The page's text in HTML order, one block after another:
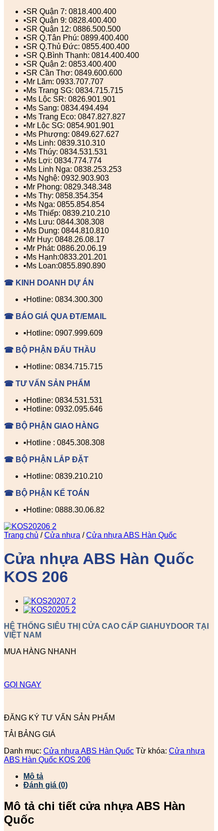
▪️SR Quận 7: 0818.400.400
▪️SR Quận 9: 0828.400.400
▪️SR Quận 12: 0886.500.500
▪️SR Q.Tân Phú: 0899.400.400
▪️SR Q.Thủ Đức: 0855.400.400
▪️SR Q.Bình Thạnh: 0814.400.400
▪️SR Quận 2: 0853.400.400
▪️SR Cần Thơ: 0849.600.600
▪️Mr Lãm: 0933.707.707
▪️Ms Trang SG: 0834.715.715
▪️Ms Lộc SR: 0826.901.901
▪️Ms Sang: 0834.494.494
▪️Ms Trang Eco: 0847.827.827
▪️Mr Lộc SG: 0854.901.901
▪️Ms Phượng: 0849.627.627
▪️Ms Linh: 0839.310.310
▪️Ms Thúy: 0834.531.531
▪️Ms Lợi: 0834.774.774
▪️Ms Linh Nga: 0838.253.253
▪️Ms Nghệ: 0932.903.903
▪️Mr Phong: 0829.348.348
▪️Ms Thy: 0858.354.354
▪️Ms Nga: 0855.854.854
▪️Ms Thiếp: 0839.210.210
▪️Ms Lưu: 0844.308.308
▪️Ms Dung: 0844.810.810
▪️Mr Huy: 0848.26.08.17
▪️Mr Phát: 0886.20.06.19
▪️Ms Hạnh:0833.201.201
▪️Ms Loan:0855.890.890
☎ KINH DOANH DỰ ÁN
▪️Hotline: 0834.300.300
☎ BÁO GIÁ QUA ĐT/EMAIL
▪️Hotline: 0907.999.609
☎ BỘ PHẬN ĐẤU THẦU
▪️Hotline: 0834.715.715
☎ TƯ VẤN SẢN PHẨM
▪️Hotline: 0834.531.531
▪️Hotline: 0932.095.646
☎ BỘ PHẬN GIAO HÀNG
▪️Hotline : 0845.308.308
☎ BỘ PHẬN LẮP ĐẶT
▪️Hotline: 0839.210.210
☎ BỘ PHẬN KẾ TOÁN
▪️Hotline: 0888.30.06.82
Trang chủ / Cửa nhựa / Cửa nhựa ABS Hàn Quốc
Cửa nhựa ABS Hàn Quốc
KOS 206
HỆ THỐNG SIÊU THỊ CỬA CAO CẤP GIAHUYDOOR TẠI
VIỆT NAM
MUA HÀNG NHANH
GỌI NGAY
ĐĂNG KÝ TƯ VẤN SẢN PHẨM
TẢI BẢNG GIÁ
Danh mục: Cửa nhựa ABS Hàn Quốc Từ khóa: Cửa nhựa
ABS Hàn Quốc KOS 206
Mô tả
Đánh giá (0)
Mô tả chi tiết cửa nhựa ABS Hàn
Quốc